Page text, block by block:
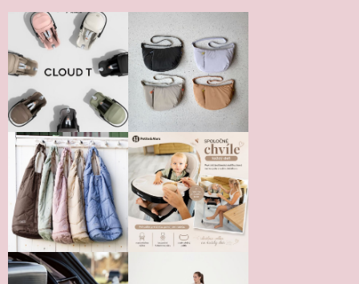
Vložením hodnotenie súhlasíte s
podmienkami ochrany
osobných údajov